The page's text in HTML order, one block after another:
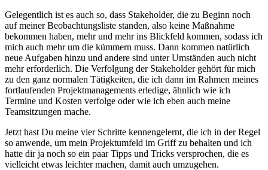
Gelegentlich ist es auch so, dass Stakeholder, die zu Beginn noch
auf meiner Beobachtungsliste standen, also keine Maßnahme
bekommen haben, mehr und mehr ins Blickfeld kommen, sodass ich
mich auch mehr um die kümmern muss. Dann kommen natürlich
neue Aufgaben hinzu und andere sind unter Umständen auch nicht
mehr erforderlich. Die Verfolgung der Stakeholder gehört für mich
zu den ganz normalen Tätigkeiten, die ich dann im Rahmen meines
fortlaufenden Projektmanagements erledige, ähnlich wie ich
Termine und Kosten verfolge oder wie ich eben auch meine
Teamsitzungen mache.
Jetzt hast Du meine vier Schritte kennengelernt, die ich in der Regel
so anwende, um mein Projektumfeld im Griff zu behalten und ich
hatte dir ja noch so ein paar Tipps und Tricks versprochen, die es
vielleicht etwas leichter machen, damit auch umzugehen.